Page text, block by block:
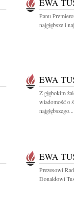
EWA
Panu
najgłębsze i
EWA
Z głębokim
wiadomość o
najgłębszego...
EWA
Prezesowi
Donaldowi